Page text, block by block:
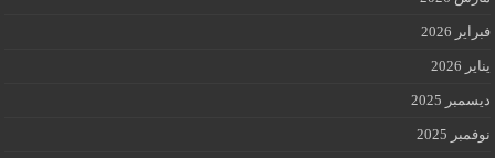
فبراير 2026
يناير 2026
ديسمبر 2025
نوفمبر 2025